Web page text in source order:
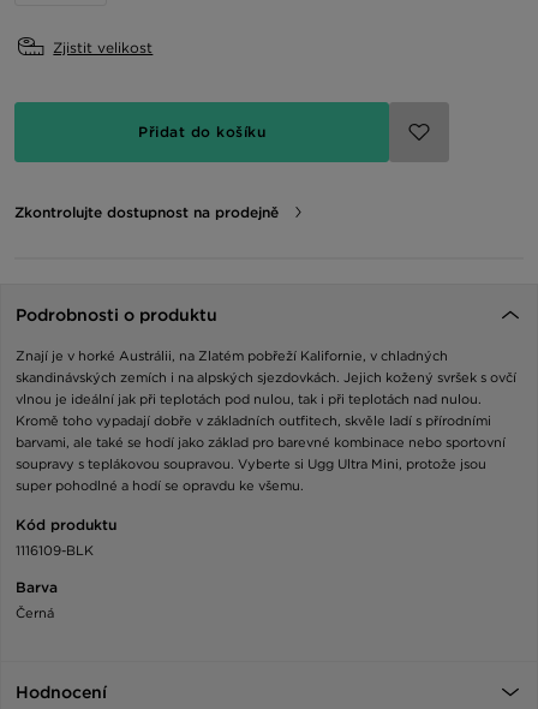
Zjistit velikost
Přidat do košíku
Zkontrolujte dostupnost na prodejně
Podrobnosti o produktu
Znají je v horké Austrálii, na Zlatém pobřeží Kalifornie, v chladných
skandinávských zemích i na alpských sjezdovkách. Jejich kožený svršek s ovčí
vlnou je ideální jak při teplotách pod nulou, tak i při teplotách nad nulou.
Kromě toho vypadají dobře v základních outfitech, skvěle ladí s přírodními
barvami, ale také se hodí jako základ pro barevné kombinace nebo sportovní
soupravy s teplákovou soupravou. Vyberte si Ugg Ultra Mini, protože jsou
super pohodlné a hodí se opravdu ke všemu.
Kód produktu
1116109-BLK
Barva
Černá
Hodnocení